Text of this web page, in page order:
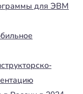
для ЭВМ